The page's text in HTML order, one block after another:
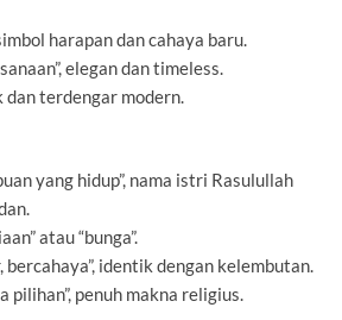
harapan dan cahaya baru.
elegan dan timeless.
dan terdengar modern.
yang hidup”, nama istri Rasulullah
atau “bunga”.
bercahaya”, identik dengan kelembutan.
pilihan”, penuh makna religius.